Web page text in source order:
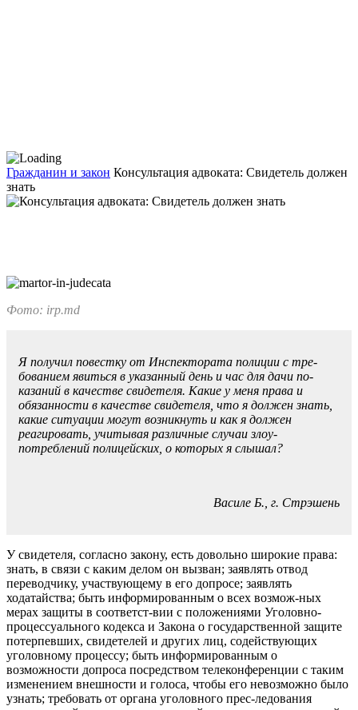
Гражданин и закон Консультация адвоката: Свидетель должен
знать
Фото: irp.md
Я получил повестку от Инспектората полиции с тре­
бованием явиться в указанный день и час для дачи по­
казаний в качестве свидетеля. Какие у меня права и
обязанности в качестве свидетеля, что я должен знать,
какие ситуации могут возникнуть и как я дол­жен
реагировать, учитывая различные случаи злоу­
потреблений полицейских, о которых я слышал?
Василе Б., г. Стрэшень
У свидетеля, согласно закону, есть довольно широкие права:
знать, в связи с каким делом он вызван; заявлять отвод
перевод­чику, участвующему в его допро­се; заявлять
ходатайства; быть ин­формированным о всех возмож-ных
мерах защиты в соответст-вии с положениями Уголовно-
процессуального кодекса и Закона о государственной защите
потер­певших, свидетелей и других лиц, содействующих
уголовному про­цессу; быть информированным о
возможности допроса посредством телеконференции с таким
измене­нием внешности и голоса, чтобы его невозможно было
узнать; тре­бовать от органа уголовного прес-ледования